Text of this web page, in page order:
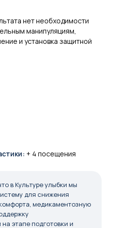
в Культуре улыбки мы
для снижения
медикаментозную
этапе подготовки и
+ 4 посещения
нет необходимости
манипуляциям,
и установка защитной